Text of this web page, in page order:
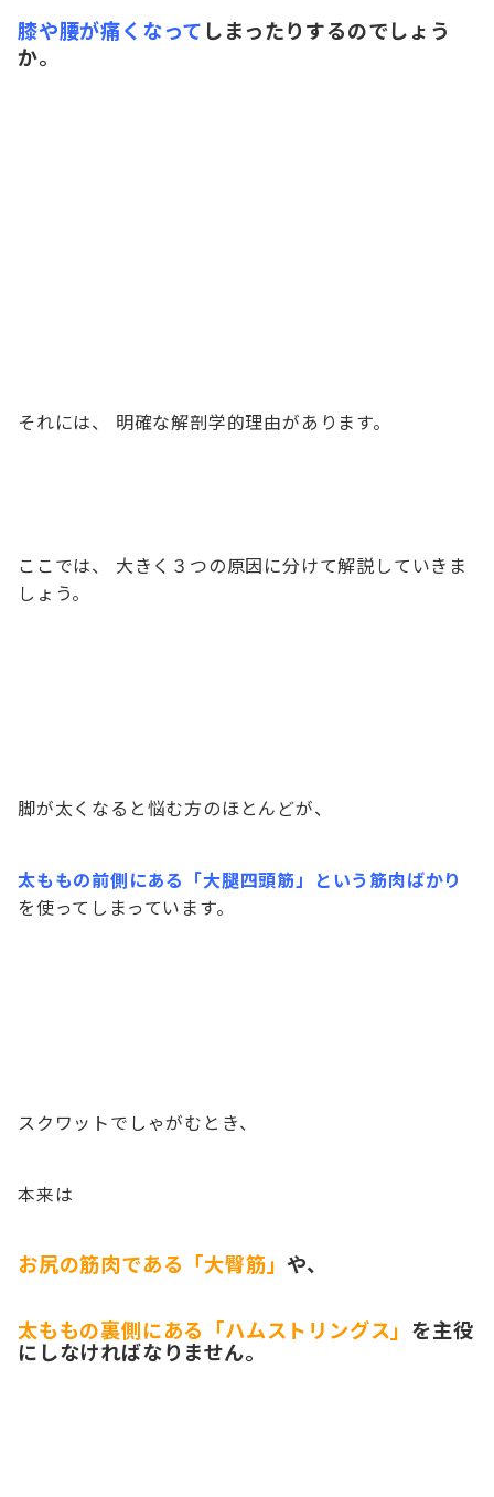
膝や腰が痛くなって しまったりするのでしょう
か。
それには、 明確な解剖学的理由があります。
ここでは、 大きく３つの原因に分けて解説していきま
しょう。
脚が太くなると悩む方のほとんどが、
太ももの前側にある「大腿四頭筋」という筋肉ばかり
を使ってしまっています。
スクワットでしゃがむとき、
本来は
お尻の筋肉である「大臀筋」 や、
太ももの裏側にある「ハムストリングス」 を主役
にしなければなりません。